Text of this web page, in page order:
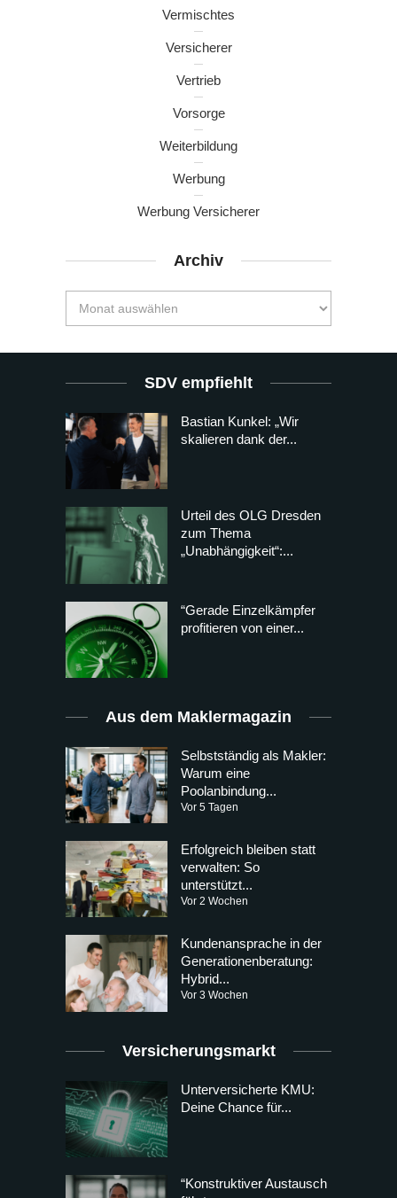
Vermischtes
Versicherer
Vertrieb
Vorsorge
Weiterbildung
Werbung
Werbung Versicherer
Archiv
SDV empfiehlt
Bastian Kunkel: „Wir
skalieren dank der...
Urteil des OLG Dresden
zum Thema
„Unabhängigkeit“:...
“Gerade Einzelkämpfer
profitieren von einer...
Aus dem Maklermagazin
Selbstständig als Makler:
Warum eine
Poolanbindung...
Vor 5 Tagen
Erfolgreich bleiben statt
verwalten: So
unterstützt...
Vor 2 Wochen
Kundenansprache in der
Generationenberatung:
Hybrid...
Vor 3 Wochen
Versicherungsmarkt
Unterversicherte KMU:
Deine Chance für...
“Konstruktiver Austausch